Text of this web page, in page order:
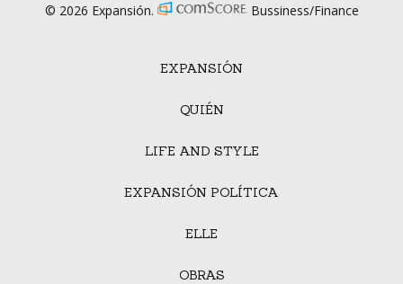
EXPANSIÓN
QUIÉN
LIFE AND STYLE
EXPANSIÓN POLÍTICA
ELLE
OBRAS
© 2026 Expansión. Bussiness/Finance